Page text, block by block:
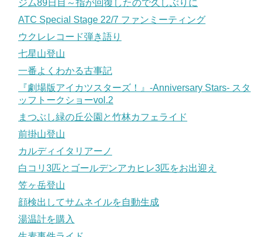
ジム89日目～指が回復したので久しぶりに
ATC Special Stage 22/7 ファンミーティング
ウクレレコード弾き語り
七星山登山
一番よくわかる古事記
『劇場版アイカツスターズ！』-Anniversary Stars- スタ
ッフトークショーvol.2
まつぶし緑の丘公園と竹林カフェライド
前掛山登山
カルディイタリアーノ
白コリ3匹とゴールデンアカヒレ3匹をお出迎え
笠ヶ岳登山
顔検出してサムネイルを自動生成
湯温計を購入